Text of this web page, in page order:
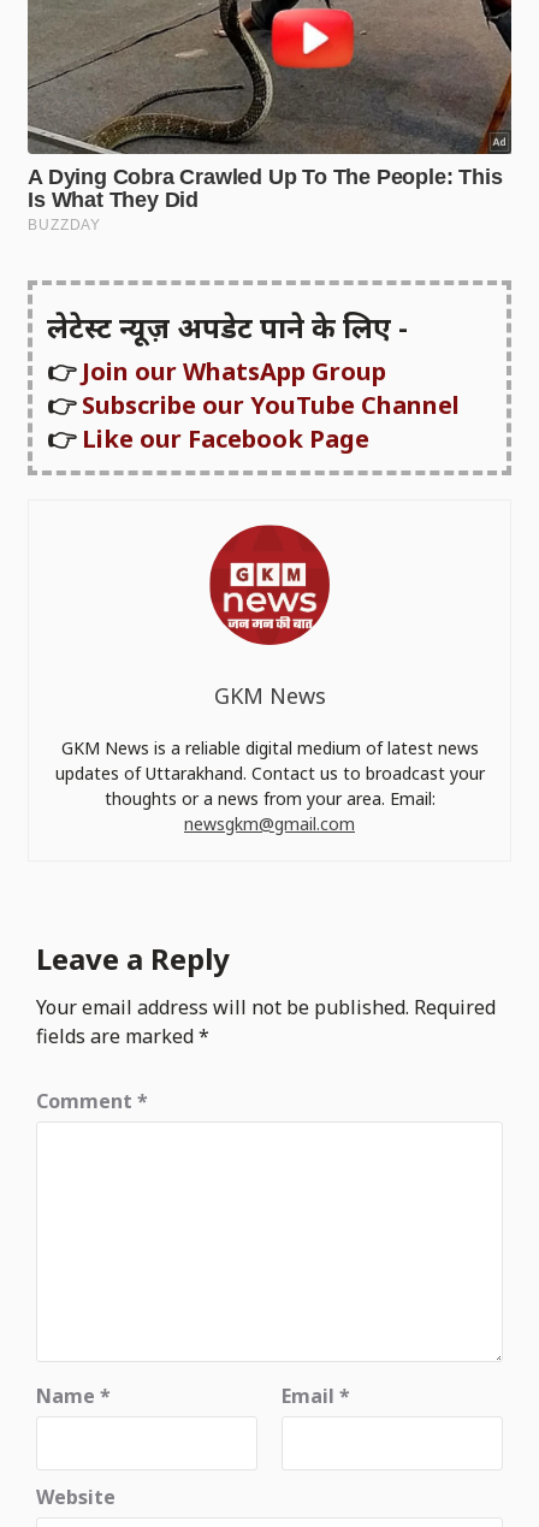
लेटेस्ट न्यूज़ अपडेट पाने के लिए -
👉 Join our WhatsApp Group
👉Subscribe our YouTube Channel
👉 Like our Facebook Page
GKM News
GKM News is a reliable digital medium of latest news
updates of Uttarakhand. Contact us to broadcast your
thoughts or a news from your area. Email:
newsgkm@gmail.com
Leave a Reply
Your email address will not be published. Required
fields are marked*
Comment*
Name* Email *
Website